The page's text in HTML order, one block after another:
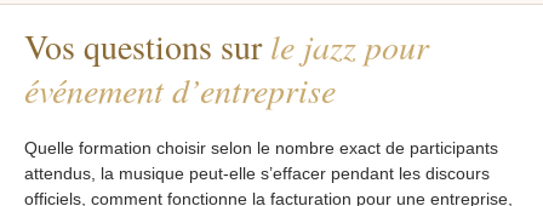
Vos questions surle jazz pour
événement d’entreprise
Quelle formation choisir selon le nombre exact de participants
attendus, la musique peut-elle s’effacer pendant les discours
officiels, comment fonctionne la facturation pour une entreprise,